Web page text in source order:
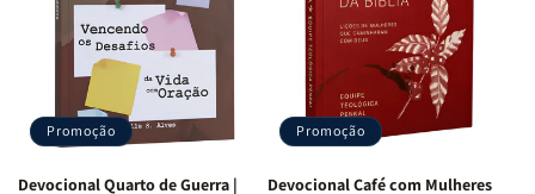
Promoção
Devocional Quarto de Guerra |
Promoção
Devocional Café com Mulheres